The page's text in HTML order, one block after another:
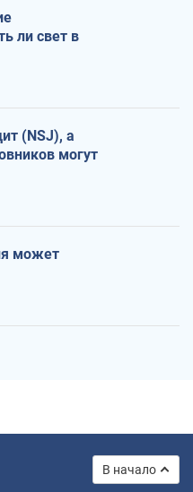
ли свет в
(NSJ), а
могут
может
В начало